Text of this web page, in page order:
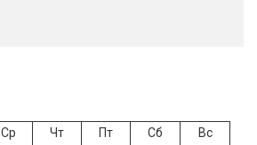
Ср Чт Пт Сб Вс